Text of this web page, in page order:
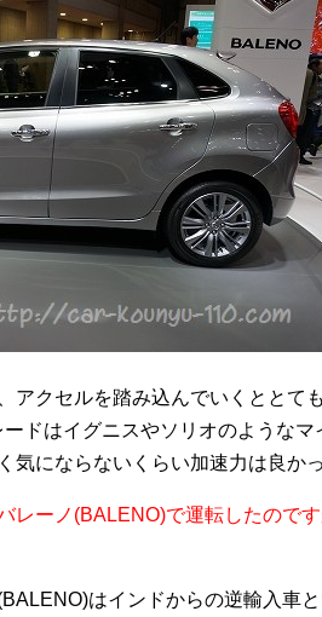
アクセルを踏み込んでいくととて
ドはイグニスやソリオのような
気にならないくらい加速力は良かっ
レーノ(BALENO)で運転したので
はインドからの逆輸入車